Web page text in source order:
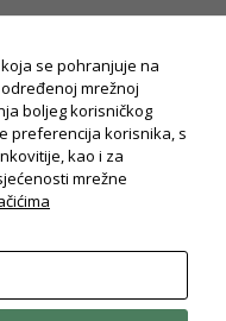
privatnosti
se pohranjuje na
mrežnoj
boljeg korisničkog
preferencija korisnika, s
kao i za
mrežne